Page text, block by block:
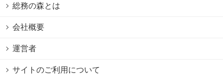
総務の森とは
会社概要
運営者
サイトのご利用について